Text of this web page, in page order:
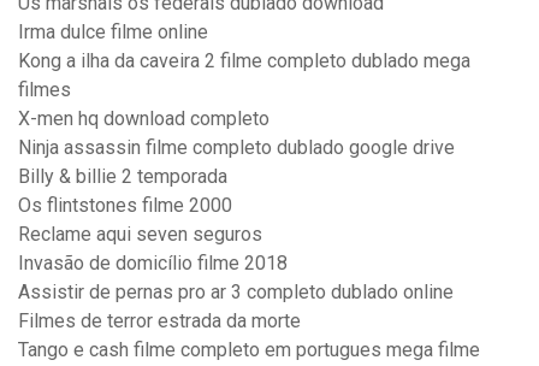
Irma dulce filme online
Kong a ilha da caveira 2 filme completo dublado mega
filmes
X-men hq download completo
Ninja assassin filme completo dublado google drive
Billy & billie 2 temporada
Os flintstones filme 2000
Reclame aqui seven seguros
Invasão de domicílio filme 2018
Assistir de pernas pro ar 3 completo dublado online
Filmes de terror estrada da morte
Tango e cash filme completo em portugues mega filme